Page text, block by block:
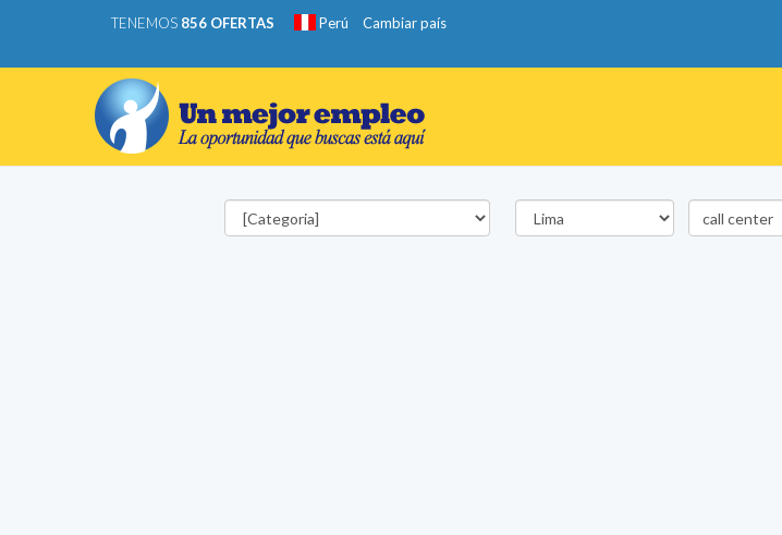
TENEMOS 856 OFERTAS Perú Cambiar país
Categorías Departamento
Palabra
clave